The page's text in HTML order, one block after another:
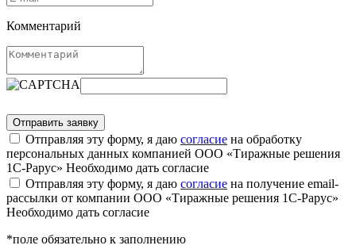
Комментарий
Отправляя эту форму, я даю согласие на обработку
персональных данных компанией ООО «Тиражные решения
1С-Рарус» Необходимо дать согласие
Отправляя эту форму, я даю согласие на получение email-
рассылки от компании ООО «Тиражные решения 1С-Рарус»
Необходимо дать согласие
*поле обязательно к заполнению